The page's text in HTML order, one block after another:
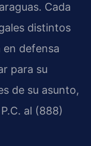
Cada
distintos
defensa
para su
de su asunto,
al (888)